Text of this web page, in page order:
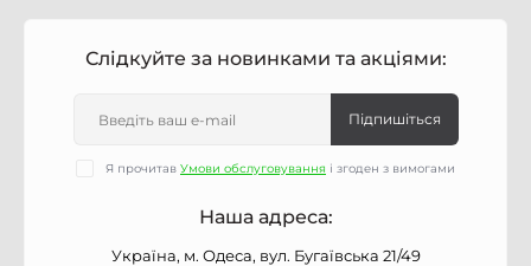
Слідкуйте за новинками та акціями:
Підпишіться
Я прочитав Умови обслуговування і згоден з вимогами
Наша адреса:
Україна, м. Одеса, вул. Бугаївська 21/49